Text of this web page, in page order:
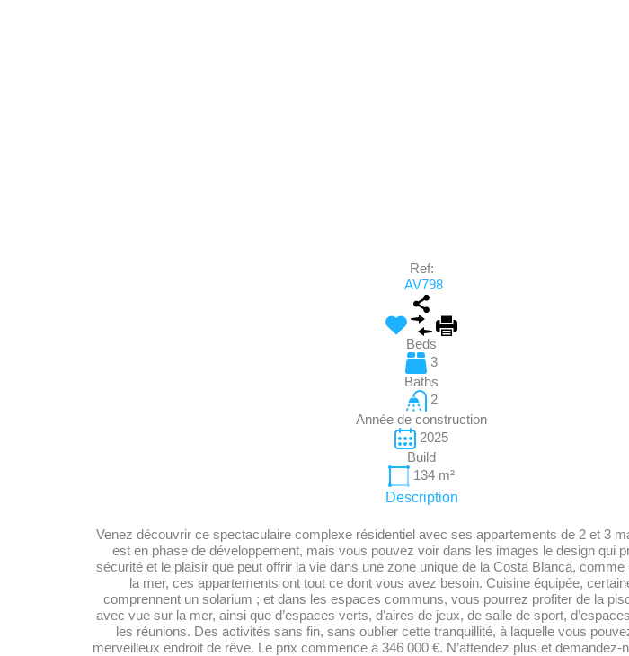
Ref:
AV798
Beds
3
Baths
2
Année de construction
2025
Build
134 m²
Description
Venez découvrir ce spectaculaire complexe résidentiel avec ses appartements de 2 et 3
est en phase de développement, mais vous pouvez voir dans les images le design qui
sécurité et le plaisir que peut offrir la vie dans une zone unique de la Costa Blanca,
la mer, ces appartements ont tout ce dont vous avez besoin. Cuisine équipée,
comprennent un solarium ; et dans les espaces communs, vous pourrez profiter de la
avec vue sur la mer, ainsi que d’espaces verts, d’aires de jeux, de salle de sport,
les réunions. Des activités sans fin, sans oublier cette tranquillité, à laquelle vous
merveilleux endroit de rêve. Le prix commence à 346 000 €. N’attendez plus et demandez-